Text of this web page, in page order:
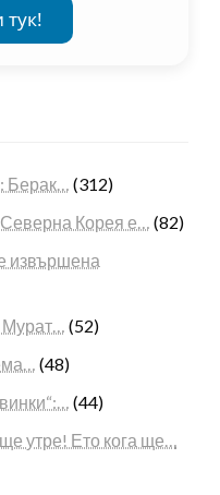
Берак… (312)
Северна Корея е… (82)
извършена
Мурат… (52)
(48)
(44)
утре! Ето кога ще…